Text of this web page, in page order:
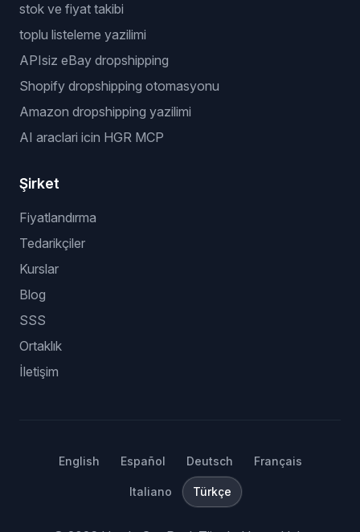
stok ve fiyat takibi
toplu listeleme yazilimi
APIsiz eBay dropshipping
Shopify dropshipping otomasyonu
Amazon dropshipping yazilimi
AI araclari icin HGR MCP
Şirket
Fiyatlandırma
Tedarikçiler
Kurslar
Blog
SSS
Ortaklık
İletişim
English Español Deutsch Français
Italiano Türkçe